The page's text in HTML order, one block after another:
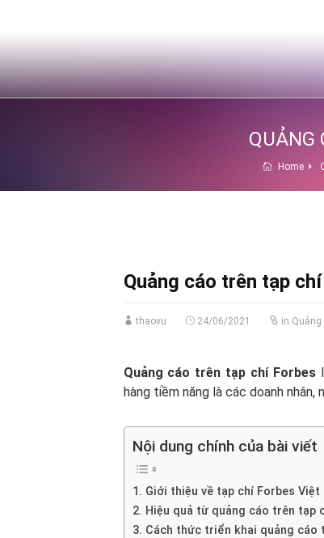
QUẢNG
Home
Quảng cáo trên tạp
thaovu 24/06/2021 in Quảng
Quảng cáo trên tạp chí Forbes
hàng tiềm năng là các doanh nhân,
Nội dung chính của bài viết
1. Giới thiệu về tạp chí Forbes Việt
2. Hiệu quả từ quảng cáo trên tạp
3. Cách thức triển khai quảng cáo